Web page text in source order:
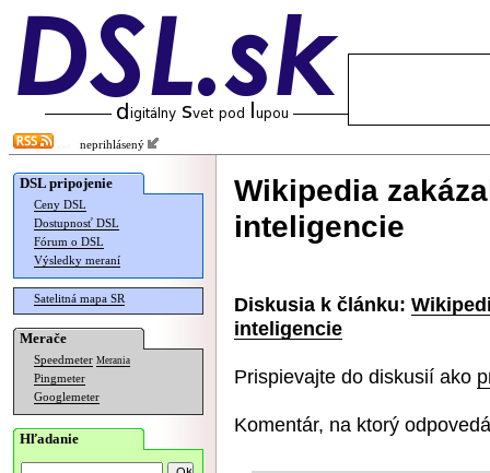
neprihlásený
DSL pripojenie
Ceny DSL
Dostupnosť DSL
Fórum o DSL
Výsledky meraní
Satelitná mapa SR
Merače
Speedmeter Merania
Pingmeter
Googlemeter
Hľadanie
Wikipedia
inteligencie
Diskusia k článku:
inteligencie
Prispievajte do diskusií ako
Komentár, na ktorý